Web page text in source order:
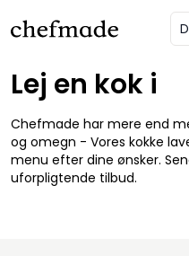
Lej en kok i
Chefmade har mere end
og omegn - Vores kokke
menu efter dine ønsker.
uforpligtende tilbud.